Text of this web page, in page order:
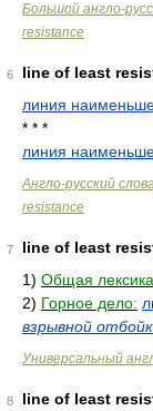
Большой англо-
resistance
6
line of least
линия
* * *
линия
Англо-русский
resistance
7
line of least
1) Общая
2) Горное дело:
взрывной
Универсальный
8
line of least